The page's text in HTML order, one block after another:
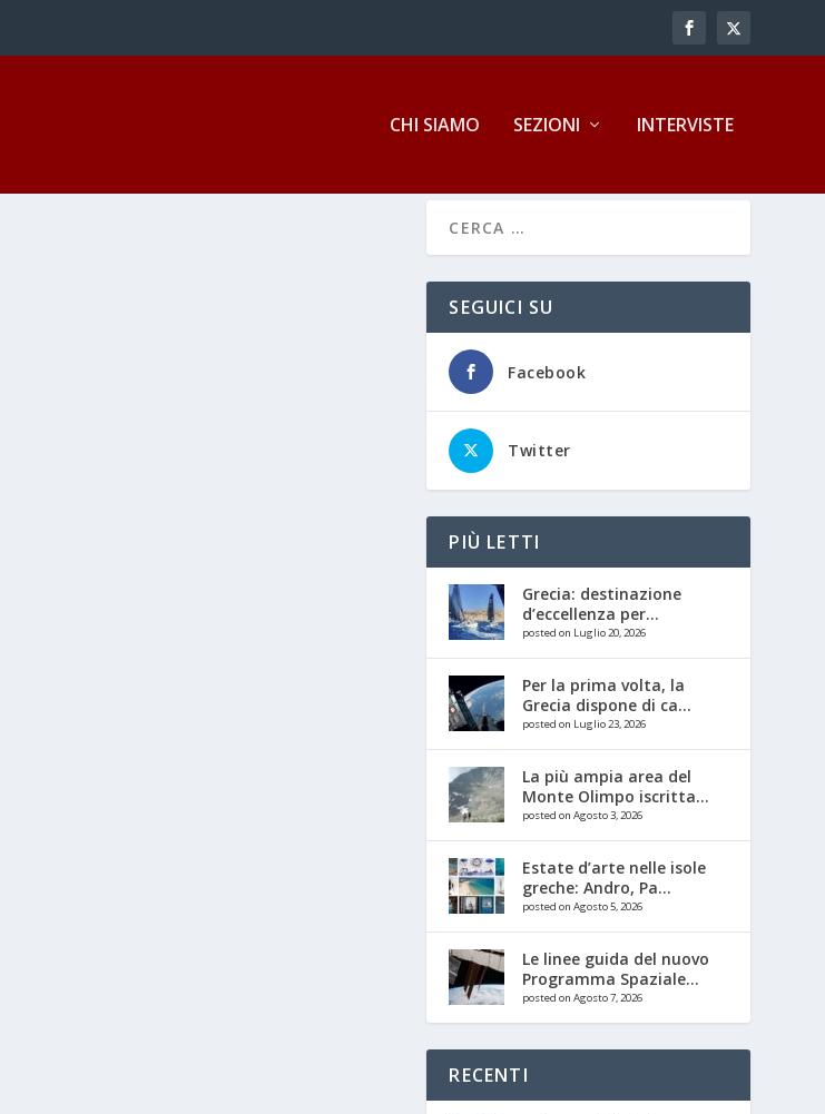
CHI SIAMO SEZIONI INTERVISTE
SEGUICI SU
Facebook
Twitter
PIÙ LETTI
Grecia: destinazione
d’eccellenza per...
posted on Luglio 20, 2026
Per la prima volta, la
Grecia dispone di ca...
posted on Luglio 23, 2026
La più ampia area del
Monte Olimpo iscritta...
posted on Agosto 3, 2026
Estate d’arte nelle isole
greche: Andro, Pa...
posted on Agosto 5, 2026
Le linee guida del nuovo
Programma Spaziale...
posted on Agosto 7, 2026
RECENTI